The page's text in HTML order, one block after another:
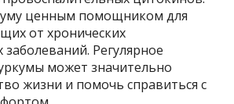
ценным помощником для
от хронических
Регулярное
может значительно
жизни и помочь справиться с